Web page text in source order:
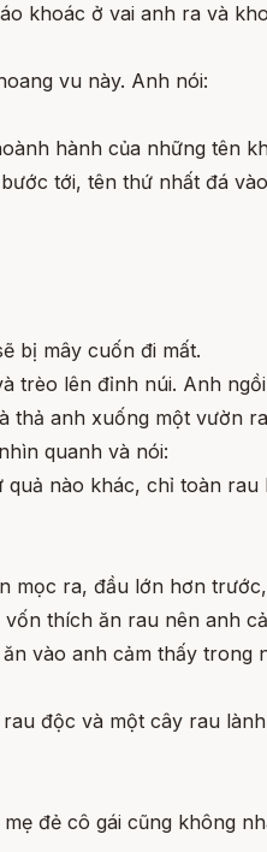
khoác ở vai anh ra và
vu này. Anh nói:
hành của những tên
tới, tên thứ nhất đá
bị mây cuốn đi mất.
trèo lên đỉnh núi. Anh
anh xuống một vườn
quanh và nói:
nào khác, chỉ toàn rau
ra, đầu lớn hơn
thích ăn rau nên anh
vào anh cảm thấy trong
độc và một cây rau
đẻ cô gái cũng không